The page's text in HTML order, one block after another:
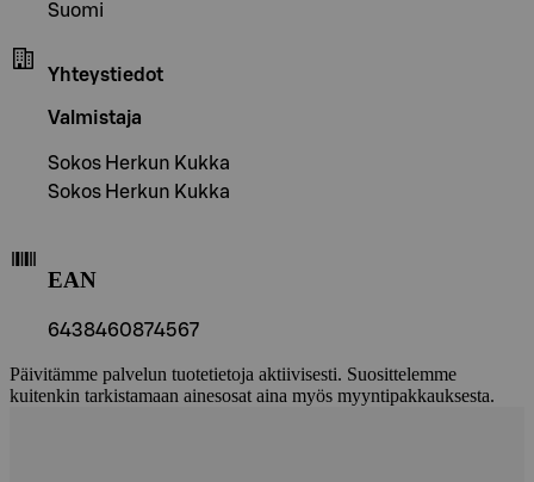
Suomi
Yhteystiedot
Valmistaja
Sokos Herkun Kukka
Sokos Herkun Kukka
EAN
6438460874567
Päivitämme palvelun tuotetietoja aktiivisesti. Suosittelemme
kuitenkin tarkistamaan ainesosat aina myös myyntipakkauksesta.